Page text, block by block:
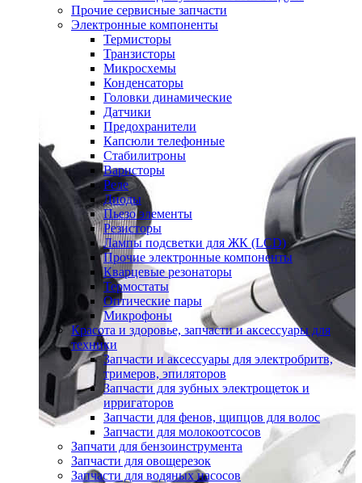
Прочие сервисные запчасти
Электронные компоненты
Термисторы
Транзисторы
Микросхемы
Конденсаторы
Головки динамические
Датчики
Предохранители
Капсюли телефонные
Стабилитроны
Варисторы
Реле
Диоды
Пьезо элементы
Резисторы
Лампы подсветки для ЖК (LCD)
Прочие электронные компоненты
Кварцевые резонаторы
Термостаты
Оптические пары
Микрофоны
Красота и здоровье, запчасти и аксессуары для
техники
Запчасти и аксессуары для электробритв,
тримеров, эпиляторов
Запчасти для зубных электрощеток и
ирригаторов
Запчасти для фенов, щипцов для волос
Запчасти для молокоотсосов
Запчати для бензоинструмента
Запчасти для овощерезок
Запчасти для водяных насосов